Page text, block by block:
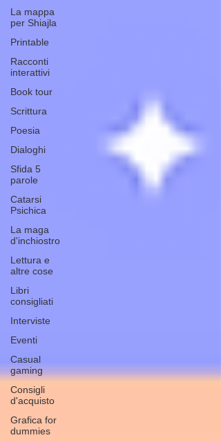
La mappa
per Shiajla
Printable
Racconti
interattivi
Book tour
Scrittura
Poesia
Dialoghi
Sfida 5
parole
Catarsi
Psichica
La maga
d'inchiostro
Lettura e
altre cose
Libri
consigliati
Interviste
Eventi
Casual
gaming
Consigli
d'acquisto
Grafica for
dummies